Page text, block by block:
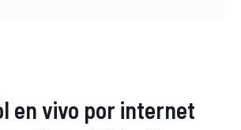
en vivo por internet